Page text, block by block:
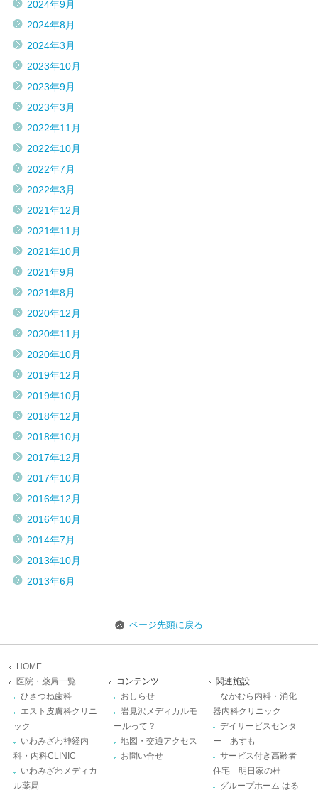
2024年9月
2024年8月
2024年3月
2023年10月
2023年9月
2023年3月
2022年11月
2022年10月
2022年7月
2022年3月
2021年12月
2021年11月
2021年10月
2021年9月
2021年8月
2020年12月
2020年11月
2020年10月
2019年12月
2019年10月
2018年12月
2018年10月
2017年12月
2017年10月
2016年12月
2016年10月
2014年7月
2013年10月
2013年6月
ページ先頭に戻る
HOME
医院・薬局一覧
ひさつね歯科
エスト皮膚科クリニ
ック
いわみざわ神経内
科・内科CLINIC
いわみざわメディカ
ル薬局
コンテンツ
おしらせ
岩見沢メディカルモ
ールって？
地図・交通アクセス
お問い合せ
関連施設
なかむら内科・消化
器内科クリニック
デイサービスセンタ
ー あすも
サービス付き高齢者
住宅 明日家の杜
グループホーム はる